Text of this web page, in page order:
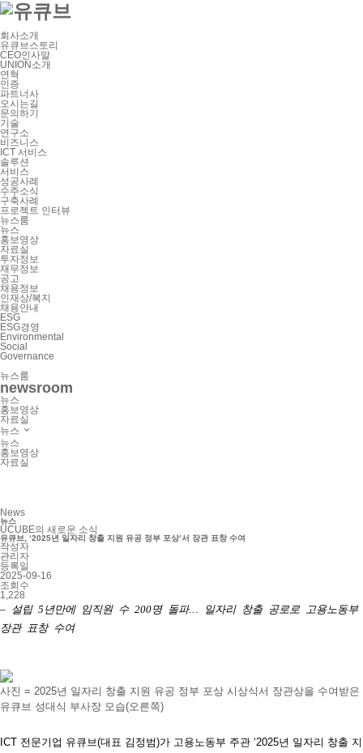
회사소개
유큐브스토리
CEO인사말
UNION소개
연혁
인증
파트너사
오시는길
문의하기
기술
연구소
비즈니스
ICT 서비스
솔루션
서비스
성공사례
수주소식
구축사례
프로젝트 인터뷰
뉴스룸
뉴스
홍보영상
자료실
투자정보
재무정보
공고
채용정보
인재상/복지
채용안내
ESG
ESG경영
Environmental
Social
Governance
뉴스룸
newsroom
뉴스
홍보영상
자료실
뉴스
뉴스
홍보영상
자료실
News
뉴스
UCUBE의 새로운 소식
유큐브, ‘2025년 일자리 창출 지원 유공 정부 포상’서 장관 표창 수여
작성자
관리자
등록일
2025-09-16
조회수
1,228
– 설립 5년만에 임직원 수 200명 돌파… 일자리 창출 공로로 고용노동부
장관 표창 수여
사진 = 2025년 일자리 창출 지원 유공 정부 포상 시상식서 장관상을 수여받은
유큐브 성대식 부사장 모습(오른쪽)
ICT 전문기업 유큐브(대표 김정범)가 고용노동부 주관 ‘2025년 일자리 창출 지